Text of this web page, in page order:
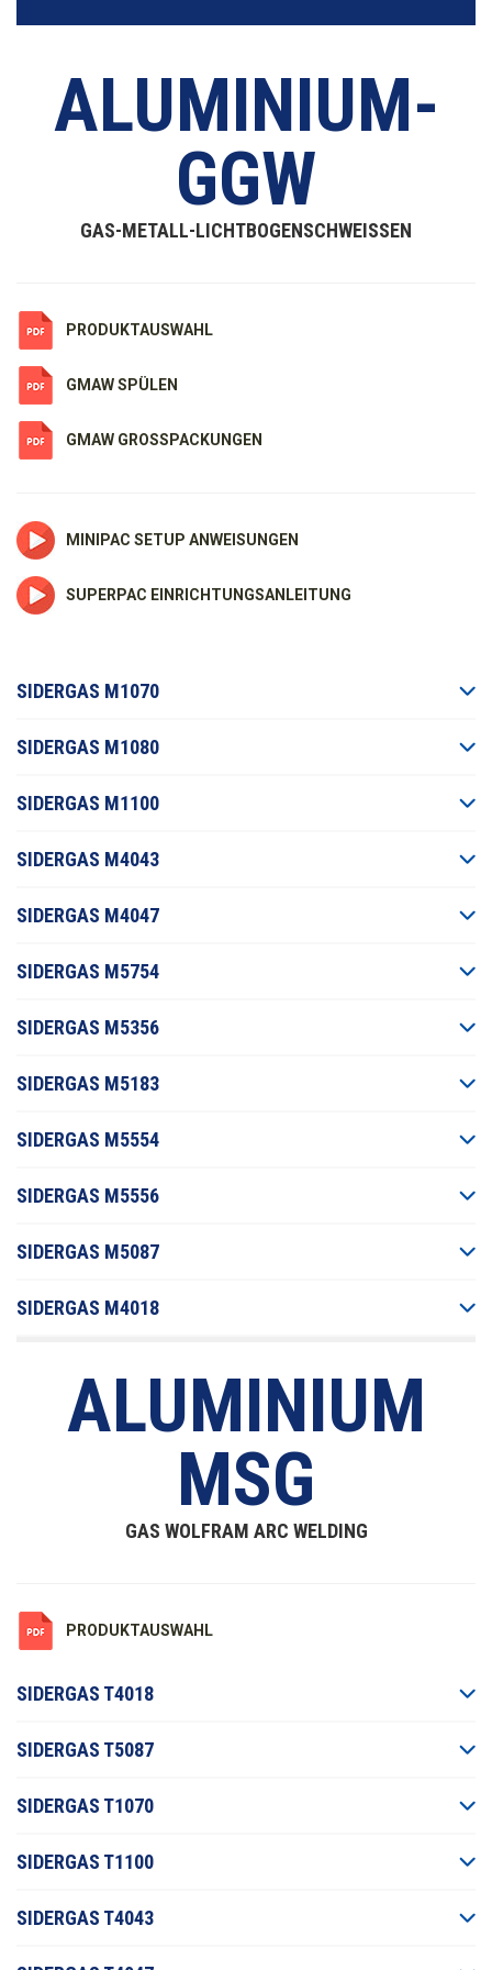
ALUMINIUM-
GGW
GAS-METALL-LICHTBOGENSCHWEISSEN
PRODUKTAUSWAHL
GMAW SPÜLEN
GMAW GROSSPACKUNGEN
MINIPAC SETUP ANWEISUNGEN
SUPERPAC EINRICHTUNGSANLEITUNG
SIDERGAS M1070
SIDERGAS M1080
SIDERGAS M1100
SIDERGAS M4043
SIDERGAS M4047
SIDERGAS M5754
SIDERGAS M5356
SIDERGAS M5183
SIDERGAS M5554
SIDERGAS M5556
SIDERGAS M5087
SIDERGAS M4018
ALUMINIUM
MSG
GAS WOLFRAM ARC WELDING
PRODUKTAUSWAHL
SIDERGAS T4018
SIDERGAS T5087
SIDERGAS T1070
SIDERGAS T1100
SIDERGAS T4043